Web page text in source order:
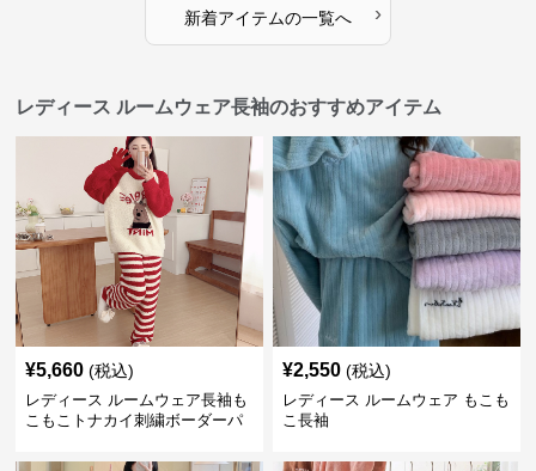
新着アイテムの一覧へ ›
レディース ルームウェア長袖のおすすめアイテム
¥5,660 (税込)
レディース ルームウェア長袖も
こもこトナカイ刺繍ボーダーパ
¥2,550 (税込)
レディース ルームウェア もこも
こ長袖